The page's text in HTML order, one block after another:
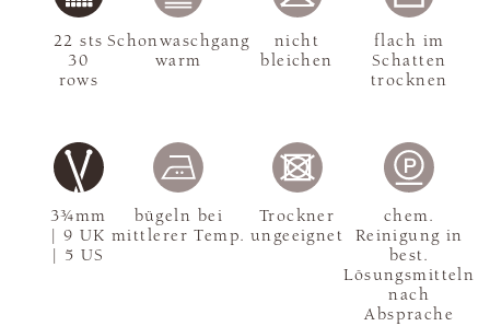
3¾mm
| 9 UK
| 5 US
22 sts
30
rows
Schonwaschgang
warm
nicht
bleichen
flach im
Schatten
trocknen
bügeln bei
mittlerer Temp.
Trockner
ungeeignet
chem.
Reinigung in
best.
Lösungsmitteln
nach
Absprache